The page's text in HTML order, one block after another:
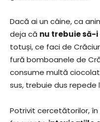
Dacă ai un câine, ca
deja că nu trebuie să-
totuși, ce faci de
fură bomboanele de
consume multă
sus, trebuie dus repede
Potrivit cercetătorilor,